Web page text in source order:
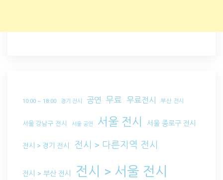
10:00 ~ 18:00 경기 전시 공연 무료 무료전시 부산 전시
서울 강남구 전시 서울 공연 서울 전시 서울 종로구 전시
전시 > 경기 전시 전시 > 다른지역 전시
전시 > 부산 전시 전시 > 서울 전시